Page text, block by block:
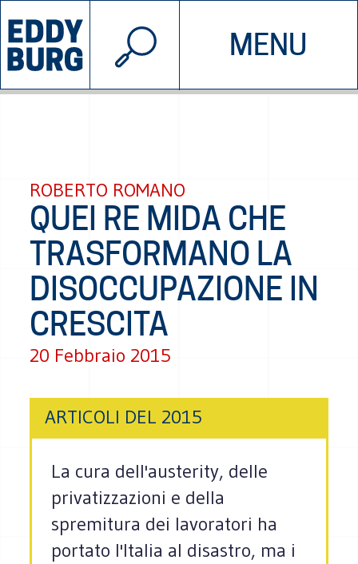
MENU
INIZIATIVE CHI SIAMO
© 2026 EDDYBURG
ROBERTO ROMANO
QUEI RE MIDA CHE
TRASFORMANO LA
DISOCCUPAZIONE IN
CRESCITA
20 Febbraio 2015
ARTICOLI DEL 2015
La cura dell'austerity, delle
privatizzazioni e della
spremitura dei lavoratori ha
portato l'Italia al disastro, ma i